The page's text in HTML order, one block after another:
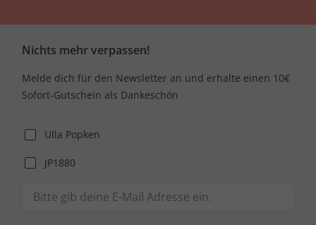
Nichts mehr verpassen!
Melde dich für den Newsletter an und erhalte einen 10€
Sofort-Gutschein als Dankeschön
Ulla Popken
JP1880